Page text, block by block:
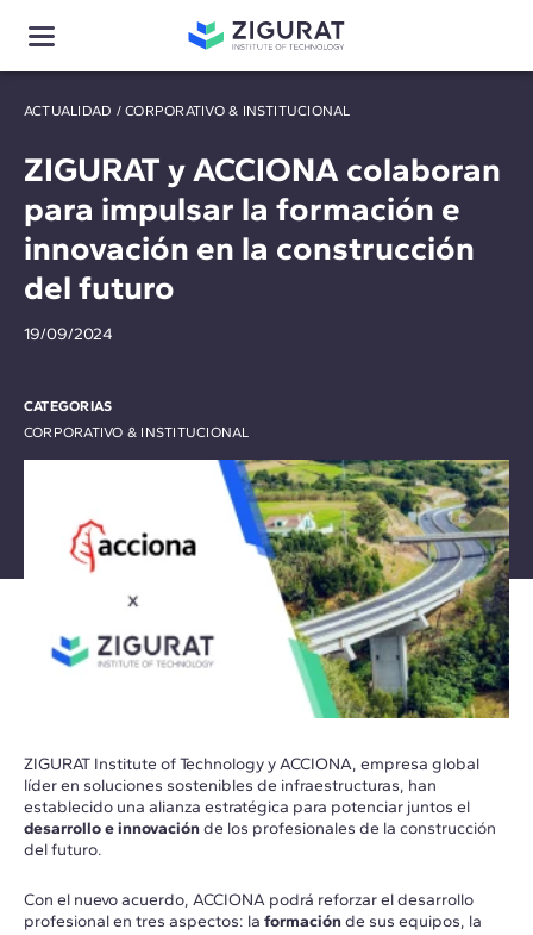
ACTUALIDAD /CORPORATIVO & INSTITUCIONAL
ZIGURAT y ACCIONA colaboran
para impulsar la formación e
innovación en la construcción
del futuro
19/09/2024
CATEGORIAS
CORPORATIVO & INSTITUCIONAL
ZIGURAT Institute of Technology y ACCIONA, empresa global
líder en soluciones sostenibles de infraestructuras, han
establecido una alianza estratégica para potenciar juntos el
desarrollo e innovaciónde los profesionales de la construcción
del futuro.
Con el nuevo acuerdo, ACCIONA podrá reforzar el desarrollo
profesional en tres aspectos: la formaciónde sus equipos, la